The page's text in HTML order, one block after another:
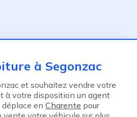
à Segonzac
et souhaitez vendre votre
à votre disposition un agent
en Charente pour